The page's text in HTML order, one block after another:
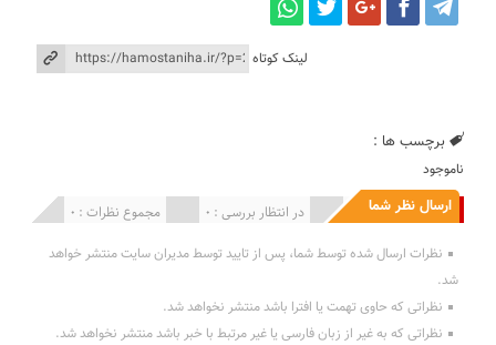
لینک کوتاه
برچسب ها :
ناموجود
ارسال نظر شما مجموع نظرات : 0 در انتظار بررسی : 0 انتشار یافته : 0
نظرات ارسال شده توسط شما، پس از تایید توسط مدیران سایت منتشر خواهد
شد.
نظراتی که حاوی تهمت یا افترا باشد منتشر نخواهد شد.
نظراتی که به غیر از زبان فارسی یا غیر مرتبط با خبر باشد منتشر نخواهد شد.